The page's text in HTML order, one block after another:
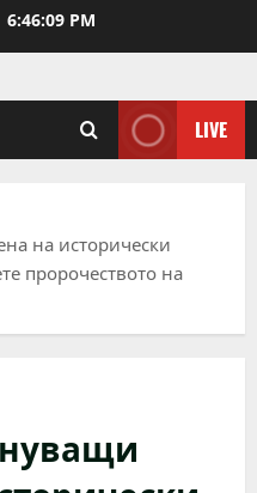
6:46:09 PM
LIVE
на исторически
пророчеството на